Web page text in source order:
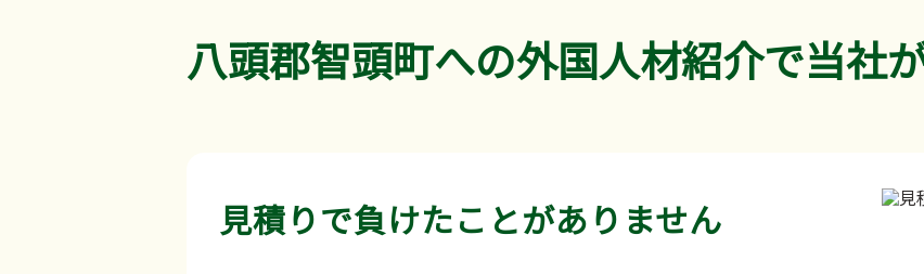
八頭郡智頭町への外国人材紹介で当社
見積りで負けたことがありません